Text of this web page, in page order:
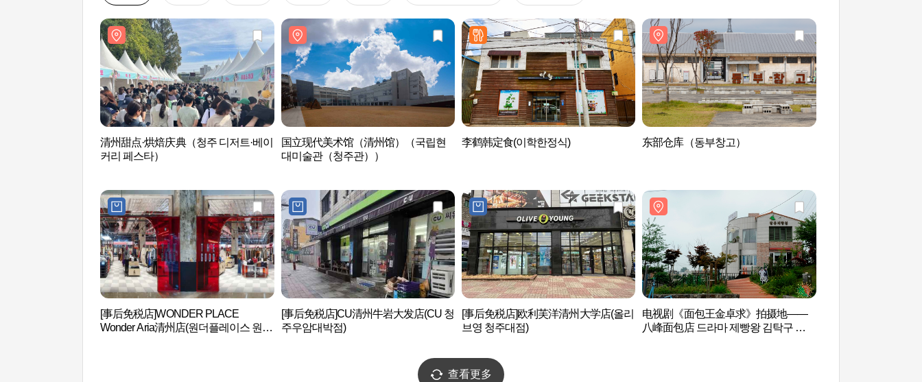
清州甜点·烘焙庆典（청주 디저트·베이
커리 페스타）
国立现代美术馆（清州馆）（국립현
대미술관（청주관））
李鹤韩定食(이학한정식) 东部仓库（동부창고）
[事后免税店]WONDER PLACE
Wonder Aria清州店(원더플레이스 원더
[事后免税店]CU清州牛岩大发店(CU 청
주우암대박점)
[事后免税店]欧利芙洋清州大学店(올리
브영 청주대점)
电视剧《面包王金卓求》拍摄地——
八峰面包店 드라마 제빵왕 김탁구 촬영
查看更多